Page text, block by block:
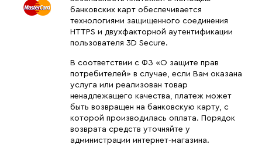
банковских карт обеспечивается
технологиями защищенного соединения
HTTPS и двухфакторной аутентификации
пользователя 3D Secure.
В соответствии с ФЗ «О защите прав
потребителей» в случае, если Вам оказана
услуга или реализован товар
ненадлежащего качества, платеж может
быть возвращен на банковскую карту, с
которой производилась оплата. Порядок
возврата средств уточняйте у
администрации интернет-магазина.